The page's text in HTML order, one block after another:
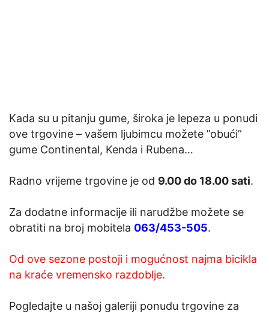
Kada su u pitanju gume, široka je lepeza u ponudi
ove trgovine – vašem ljubimcu možete ”obući”
gume Continental, Kenda i Rubena…
Radno vrijeme trgovine je od 9.00 do 18.00 sati.
Za dodatne informacije ili narudžbe možete se
obratiti na broj mobitela 063/453-505.
Od ove sezone postoji i mogućnost najma bicikla
na kraće vremensko razdoblje.
Pogledajte u našoj galeriji ponudu trgovine za